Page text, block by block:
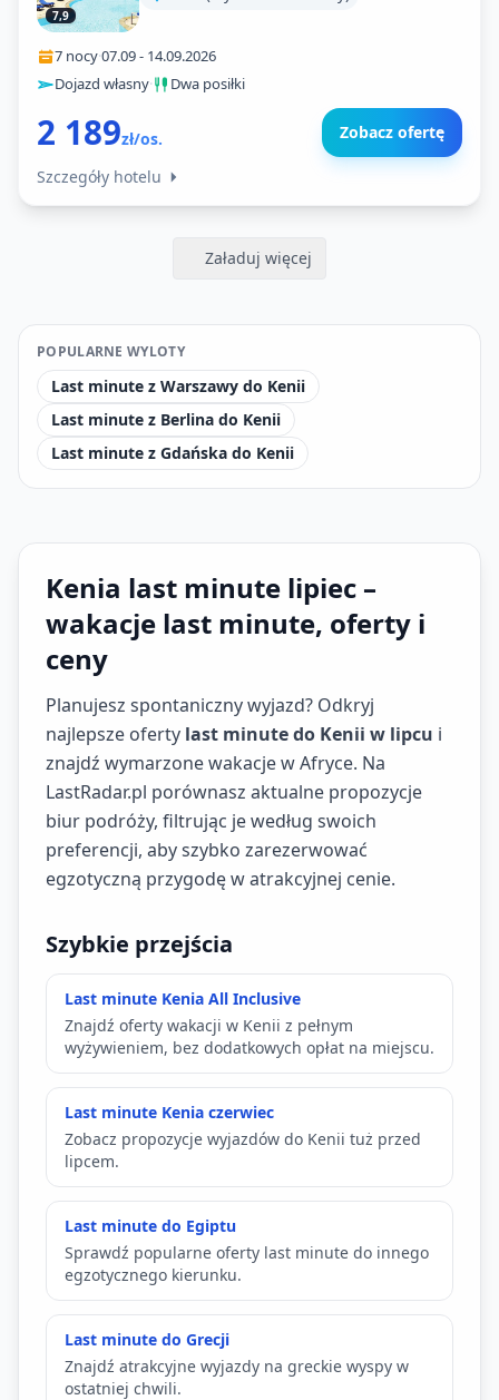
7,9
7 nocy·07.09- 14.09.2026
Dojazd własny· Dwa posiłki
2 189zł/os. Zobacz ofertę
Szczegóły hotelu
Załaduj więcej
POPULARNE WYLOTY
Last minute z Warszawy do Kenii
Last minute z Berlina do Kenii
Last minute z Gdańska do Kenii
Kenia last minute lipiec –
wakacje last minute, oferty i
ceny
Planujesz spontaniczny wyjazd? Odkryj
najlepsze oferty last minute do Kenii w lipcu i
znajdź wymarzone wakacje w Afryce. Na
LastRadar.pl porównasz aktualne propozycje
biur podróży, filtrując je według swoich
preferencji, aby szybko zarezerwować
egzotyczną przygodę w atrakcyjnej cenie.
Szybkie przejścia
Last minute Kenia All Inclusive
Znajdź oferty wakacji w Kenii z pełnym
wyżywieniem, bez dodatkowych opłat na miejscu.
Last minute Kenia czerwiec
Zobacz propozycje wyjazdów do Kenii tuż przed
lipcem.
Last minute do Egiptu
Sprawdź popularne oferty last minute do innego
egzotycznego kierunku.
Last minute do Grecji
Znajdź atrakcyjne wyjazdy na greckie wyspy w
ostatniej chwili.